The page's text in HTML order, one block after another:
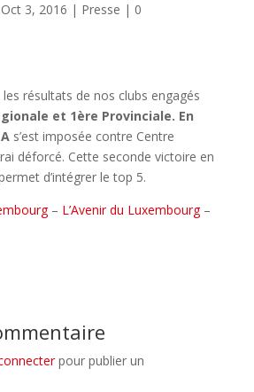
Oct 3, 2016 | Presse | 0
résultats de nos clubs engagés
et 1ère Provinciale. En
s’est imposée contre Centre
déforcé. Cette seconde victoire en
d’intégrer le top 5.
– L’Avenir du Luxembourg–
pour publier un